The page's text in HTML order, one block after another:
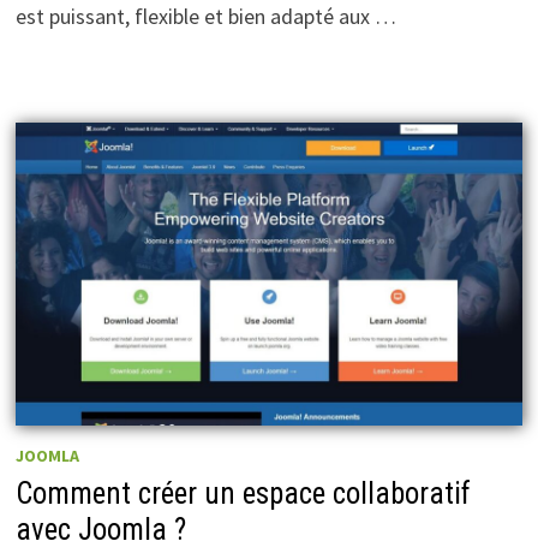
est puissant, flexible et bien adapté aux …
JOOMLA
Comment créer un espace collaboratif
avec Joomla ?